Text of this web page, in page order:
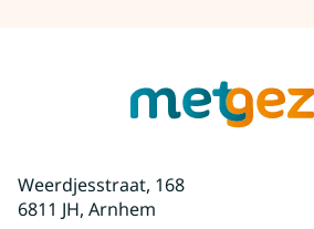
Weerdjesstraat, 168
6811 JH, Arnhem